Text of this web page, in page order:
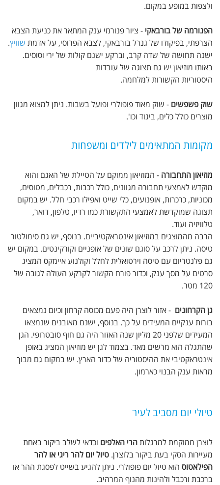
ולצפות במופע במקום.
הפנורמה של בורבאקי - ציור פנורמי ענק המתאר את כניעת הצבא
הצרפתי, בפיקודו של גנרל בורבאקי, לצבא הפרוסי, על אדמת שוויץ.
ישנה תחושה של שדה קרב, וברקע ישנם קולות של ירי וסוסים.
באותו מוזיאון יש גם תצוגה של עובדות
היסטוריות הקשורות למלחמה.
שוק פשפשים - שוק מאוד פופולרי ופועל בשבות. ניתן למצוא מגוון
מוצרים כולל כלים, ביגוד וכו'.
מקומות המתאימים לילדים ומשפחות
מוזיאון התחבורה - המוזיאון ממוקם על הטיילת של האגם והוא
מוקדש לאמצעי תחבורה מגוונים, כולל רכבות, רכבלים, מטוסים,
מכוניות, כרכרות, אופנועים, כלי שייט ואפילו רכבי חלל. יש במקום
תצוגה שמוקדשת לאמצעי התקשורת כמו רדיו, טלפון, דואר,
טלוויזיה ועוד.
הרבה מהמוצגים במוזיאון אינטראקטיביים. בנוסף, יש גם סימולטור
טיסה. ניתן לרכב על סוגם שונים של אופניים וקורקינטים. במקום יש
גם פלנטריום עם טיסה וירטואלית לחלל וקולנוע איימקס המציג
סרטים על מסך ענק, וכדור פורח הקשור לקרקע העולה לגובה של
120 מטר.
גן הקרחונים - אזור לוצרן היה פעם מכוסה קרחון וכיום נמצאים
בורות ענקיים המעידים על כך. בנוסף, ישנם מאובנים שנמצאו
המעידים שלפני 20 מליון שנה האזור היה גם חוף סובטרופי. הגן
שהתגלה הוא מרשים מאד. בצמוד לגן יש מוזיאון המציג באופן
אינטראקטיבי את ההיסטוריה של כדור הארץ. יש במקום גם מבוך
מראות ענק הבנוי כארמון.
טיולי יום מסביב לעיר
לוצרן ממוקמת למרגלותהרי האלפים וכדאי לשלב ביקור באחת
מעיירות הסקי בעת ביקור בלוצרן. טיול יום להר ריגי או להר
הפילאטוס הוא טיול יום פופולרי. ניתן להגיע בשייט לפסגת ההר או
ברכבת ורכבל ולהינות מהנוף המרהיב.